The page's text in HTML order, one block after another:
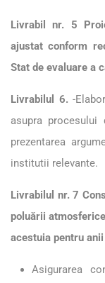
Livrabil nr. 5
ajustat conform
Stat de evaluare a
Livrabilul 6.-
asupra
prezentarea
institutii relevante.
Livrabilul nr. 7
poluării
acestuia pentru
Asigurarea